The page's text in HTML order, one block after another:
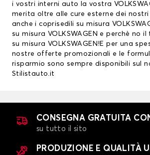
i vostri interni auto la vostra
merita oltre alle cure esterne dei
anche icoprisedili su misura
su misura VOLKSWAGEN e perchè no
su misura VOLKSWAGEN!E per una
nostre offerte promozionali e le
risparmio sono sempre disponibili sul
Stilistauto.it
CONSEGNA GRATUITA
su tutto il sito
PRODUZIONE E QUALITÀ